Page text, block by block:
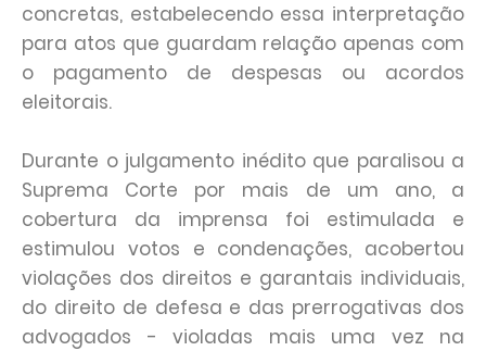
concretas, estabelecendo essa interpretação
para atos que guardam relação apenas com
o pagamento de despesas ou acordos
eleitorais.
Durante o julgamento inédito que paralisou a
Suprema Corte por mais de um ano, a
cobertura da imprensa foi estimulada e
estimulou votos e condenações, acobertou
violações dos direitos e garantais individuais,
do direito de defesa e das prerrogativas dos
advogados - violadas mais uma vez na